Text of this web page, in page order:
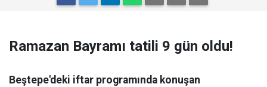
Ramazan Bayramı tatili 9 gün oldu!
Beştepe'deki iftar programında konuşan